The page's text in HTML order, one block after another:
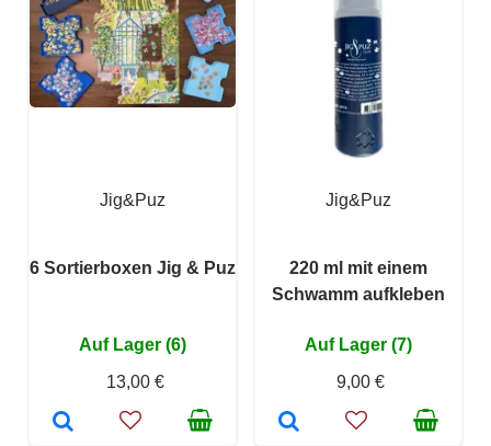
Jig&Puz
6 Sortierboxen Jig & Puz
Auf Lager (6)
13,00 €
Jig&Puz
220 ml mit einem
Schwamm aufkleben
Auf Lager (7)
9,00 €